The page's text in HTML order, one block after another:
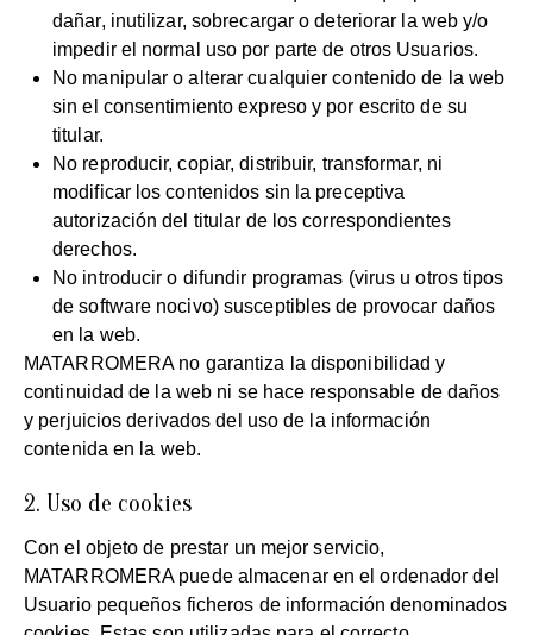
dañar, inutilizar, sobrecargar o deteriorar la web y/o
impedir el normal uso por parte de otros Usuarios.
No manipular o alterar cualquier contenido de la web
sin el consentimiento expreso y por escrito de su
titular.
No reproducir, copiar, distribuir, transformar, ni
modificar los contenidos sin la preceptiva
autorización del titular de los correspondientes
derechos.
No introducir o difundir programas (virus u otros tipos
de software nocivo) susceptibles de provocar daños
en la web.
MATARROMERA no garantiza la disponibilidad y
continuidad de la web ni se hace responsable de daños
y perjuicios derivados del uso de la información
contenida en la web.
2. Uso de cookies
Con el objeto de prestar un mejor servicio,
MATARROMERA puede almacenar en el ordenador del
Usuario pequeños ficheros de información denominados